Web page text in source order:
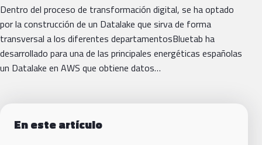
Dentro del proceso de transformación digital, se ha optado
por la construcción de un Datalake que sirva de forma
transversal a los diferentes departamentosBluetab ha
desarrollado para una de las principales energéticas españolas
un Datalake en AWS que obtiene datos…
En este artículo